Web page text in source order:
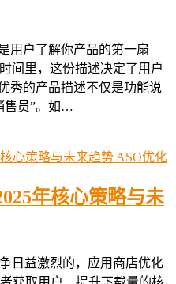
用户了解你产品的第一扇
间里，这份描述决定了用户
秀的产品描述不仅是功能说
售员”。如…
ASO优化
年核心策略与未
日益激烈的，应用商店优化